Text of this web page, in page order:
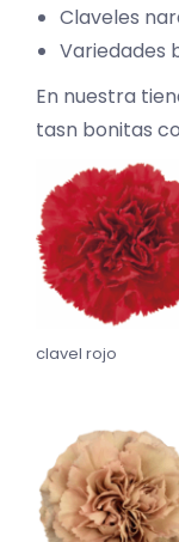
Claveles
Variedades
En nuestra
tasn bonitas
clavel rojo